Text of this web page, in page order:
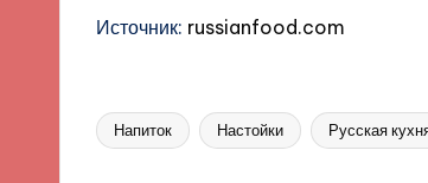
Источник: russianfood.com
Метки:
Напиток Настойки Русская